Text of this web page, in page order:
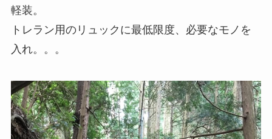
軽装。
トレラン用のリュックに最低限度、必要なモノを
入れ。。。